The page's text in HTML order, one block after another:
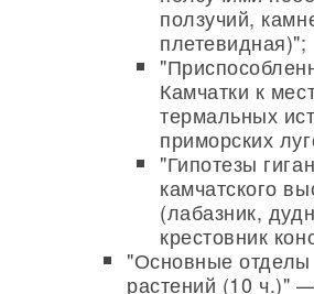
ползучий,
плетевидная)";
Камчатки к
термальных
приморских
"Гипотезы
камчатского
(лабазник,
крестовник
"Основные отделы
растений (10 ч.)"